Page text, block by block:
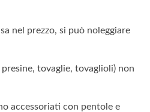
nel prezzo, si può noleggiare
tovaglie, tovaglioli) non
accessoriati con pentole e